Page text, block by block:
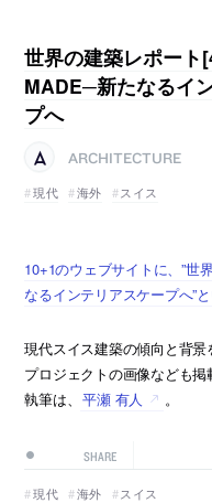
世界の建築レポート
MADE─新たなるイ
プへ
ARCHITECTURE
現代
海外 スイス
10+1のウェブサイトに、”世
なるインテリアスケープへ”
現代スイス建築の傾向と背
プロジェクトの画像なども掲
執筆は、 平瀬 有人 。
SHARE
現代 海外 スイス